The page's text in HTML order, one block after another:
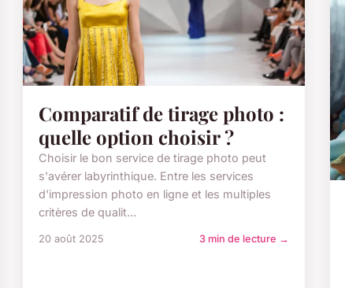
Comparatif de tirage photo :
quelle option choisir ?
Choisir le bon service de tirage photo peut
s'avérer labyrinthique. Entre les services
d'impression photo en ligne et les multiples
critères de qualit...
20 août 2025 3 min de lecture →